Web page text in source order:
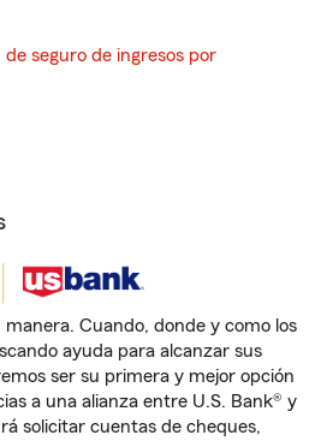
seguro de ingresos por
manera. Cuando, donde y como los
ayuda para alcanzar sus
ser su primera y mejor opción
a una alianza entre U.S. Bank® y
solicitar cuentas de cheques,